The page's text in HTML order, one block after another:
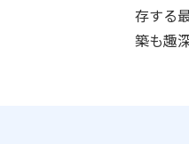
存する
築も趣